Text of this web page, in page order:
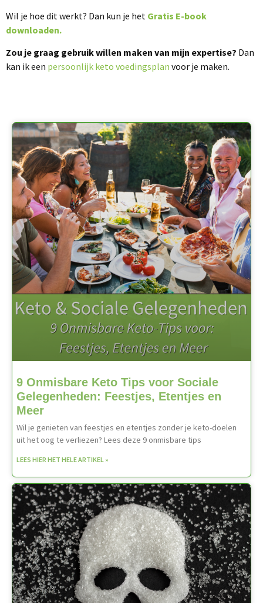
Wil je hoe dit werkt? Dan kun je het Gratis E-book
downloaden.
Zou je graag gebruik willen maken van mijn expertise? Dan
kan ik een persoonlijk keto voedingsplan voor je maken.
9 Onmisbare Keto Tips voor Sociale
Gelegenheden: Feestjes, Etentjes en
Meer
Wil je genieten van feestjes en etentjes zonder je keto-doelen
uit het oog te verliezen? Lees deze 9 onmisbare tips
LEES HIER HET HELE ARTIKEL »